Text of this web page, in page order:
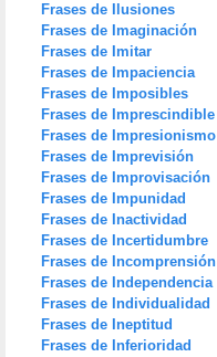
Frases de Ilusiones
Frases de Imaginación
Frases de Imitar
Frases de Impaciencia
Frases de Imposibles
Frases de Imprescindible
Frases de Impresionismo
Frases de Imprevisión
Frases de Improvisación
Frases de Impunidad
Frases de Inactividad
Frases de Incertidumbre
Frases de Incomprensión
Frases de Independencia
Frases de Individualidad
Frases de Ineptitud
Frases de Inferioridad